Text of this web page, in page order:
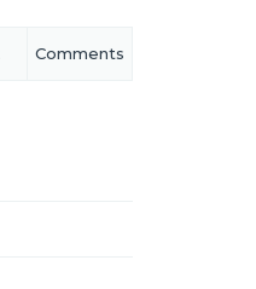
Comments